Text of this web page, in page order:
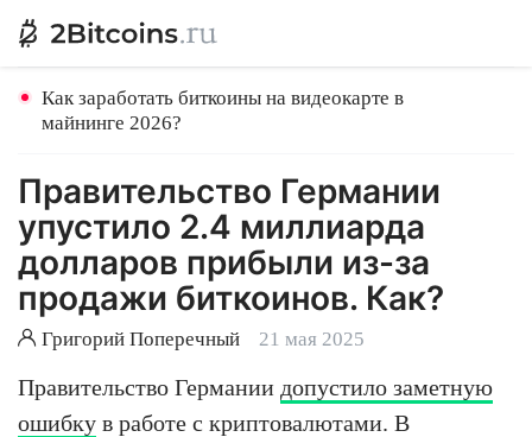
Как заработать биткоины на видеокарте в
майнинге 2026?
Правительство Германии
упустило 2.4 миллиарда
долларов прибыли из-за
продажи биткоинов. Как?
Григорий Поперечный 21 мая 2025
Правительство Германии допустило заметную
ошибку в работе с криптовалютами. В